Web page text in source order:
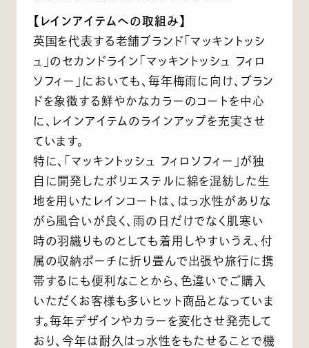
【レインアイテムへの取組み】
英国を代表する老舗ブランド「マッキントッシ
ュ」のセカンドライン「マッキントッシュ フィロ
ソフィー」においても、毎年梅雨に向け、ブラン
ドを象徴する鮮やかなカラーのコートを中心
に、レインアイテムのラインアップを充実させ
ています。
特に、「マッキントッシュ フィロソフィー」が独
自に開発したポリエステルに綿を混紡した生
地を用いたレインコートは、はっ水性がありな
がら風合いが良く、雨の日だけでなく肌寒い
時の羽織りものとしても着用しやすいうえ、付
属の収納ポーチに折り畳んで出張や旅行に携
帯するにも便利なことから、色違いでご購入
いただくお客様も多いヒット商品となっていま
す。毎年デザインやカラーを変化させ発売して
おり、今年は耐久はっ水性をもたせることで機